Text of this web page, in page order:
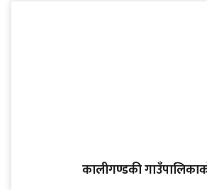
कालीगण्डकी